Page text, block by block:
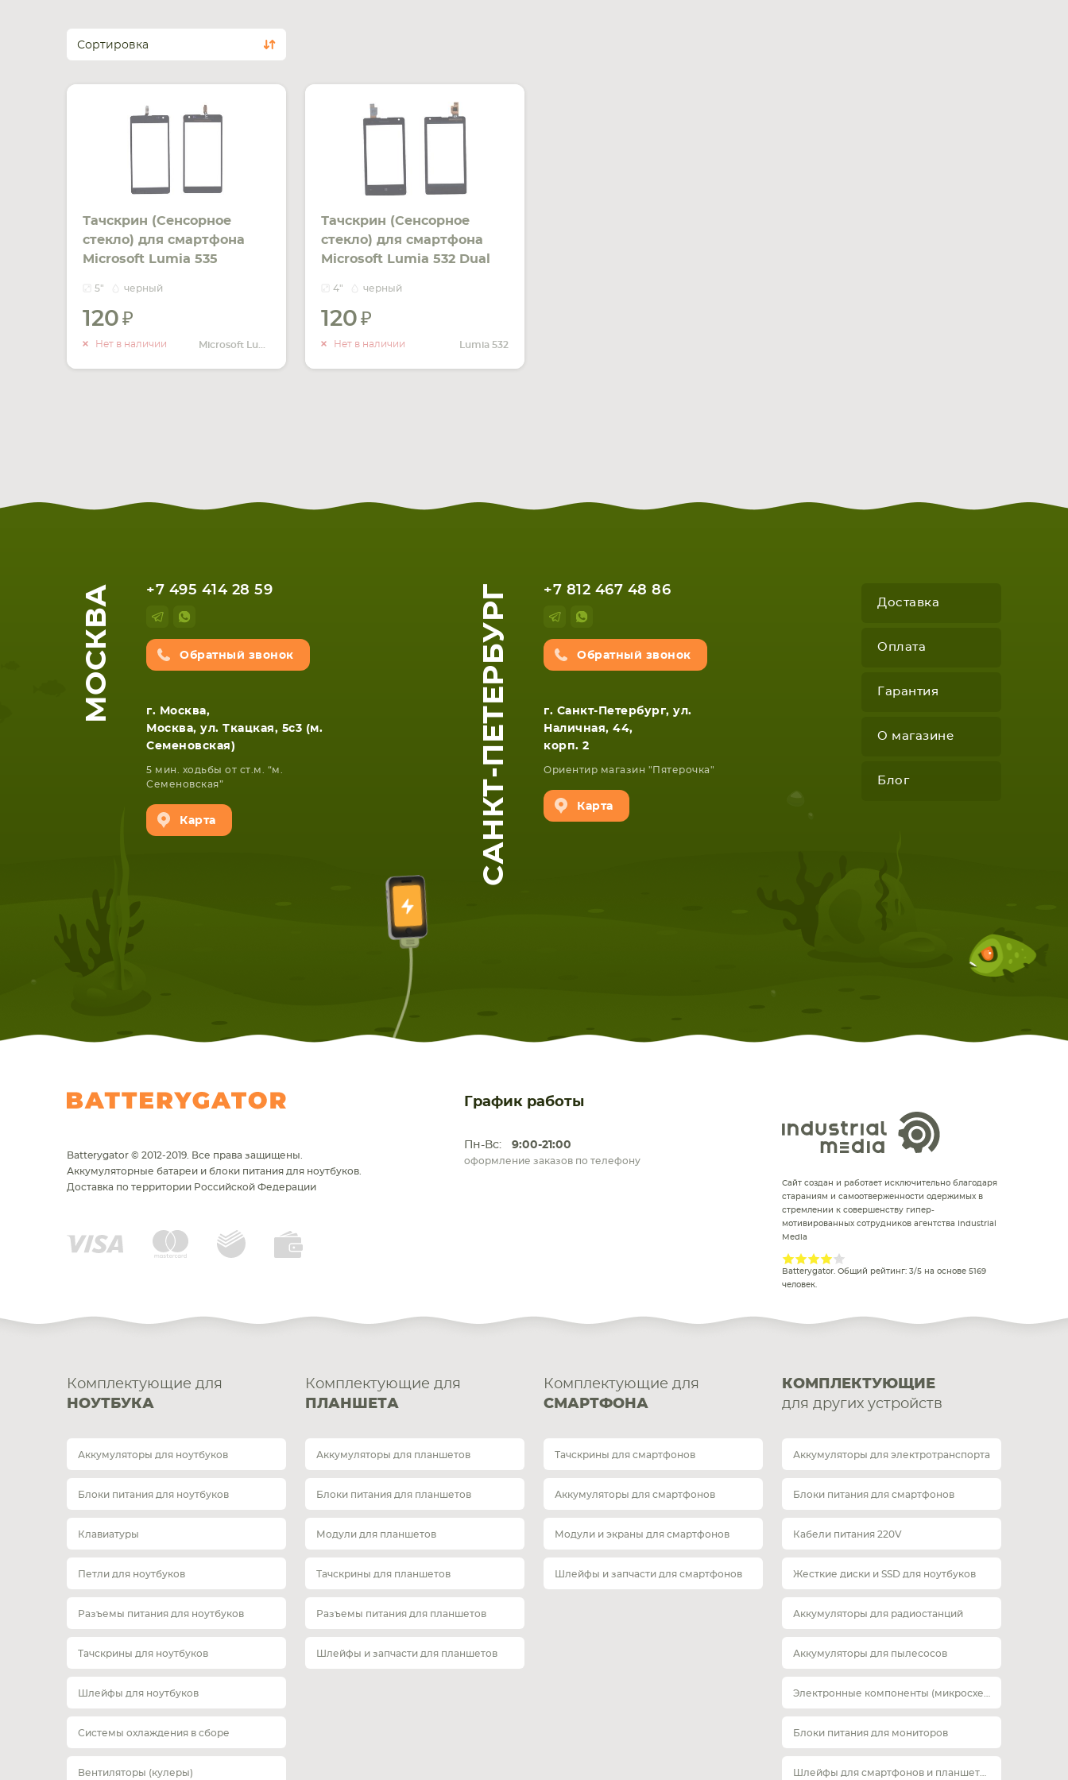
Сортировка
Тачскрин (Сенсорное
стекло) для смартфона
Microsoft Lumia 535
5" черный
120
Нет в наличии
О НАЛИЧИИ
Тачскрин (Сенсорное
стекло) для смартфона
Microsoft Lumia 532 Dual
4" черный
120
Нет в наличии Lumia 532
О НАЛИЧИИ
МОСКВА +7 495 414 28 59
Обратный звонок
г. Москва,
Москва, ул. Ткацкая, 5с3 (м.
Семеновская)
5 мин. ходьбы от ст.м. “м.
Семеновская”
Карта САНКТ-ПЕТЕРБУРГ +7 812 467 48 86
Обратный звонок
г. Санкт-Петербург, ул.
Наличная, 44,
корп. 2
Ориентир магазин "Пятерочка"
Карта
Доставка
Оплата
Гарантия
О магазине
Блог
График работы
Пн-Вс: 9:00-21:00
оформление заказов по телефону
Batterygator © 2012-2019. Все права защищены.
Аккумуляторные батареи и блоки питания для ноутбуков.
Доставка по территории Российской Федерации
Сайт создан и работает исключительно благодаря
стараниям и самоотверженности одержимых в
стремлении к совершенству гипер-
мотивированных сотрудников агентства Industrial
Media
Batterygator. Общий рейтинг: 3/5 на основе 5169
человек.
Комплектующие для
НОУТБУКА
Аккумуляторы для ноутбуков
Блоки питания для ноутбуков
Клавиатуры
Петли для ноутбуков
Разъемы питания для ноутбуков
Тачскрины для ноутбуков
Шлейфы для ноутбуков
Системы охлаждения в сборе
Вентиляторы (кулеры)
Комплектующие для
ПЛАНШЕТА
Аккумуляторы для планшетов
Блоки питания для планшетов
Модули для планшетов
Тачскрины для планшетов
Разъемы питания для планшетов
Шлейфы и запчасти для планшетов
Комплектующие для
СМАРТФОНА
Тачскрины для смартфонов
Аккумуляторы для смартфонов
Модули и экраны для смартфонов
Шлейфы и запчасти для смартфонов
КОМПЛЕКТУЮЩИЕ
для других устройств
Аккумуляторы для электротранспорта
Блоки питания для смартфонов
Кабели питания 220V
Жесткие диски и SSD для ноутбуков
Аккумуляторы для радиостанций
Аккумуляторы для пылесосов
Блоки питания для мониторов